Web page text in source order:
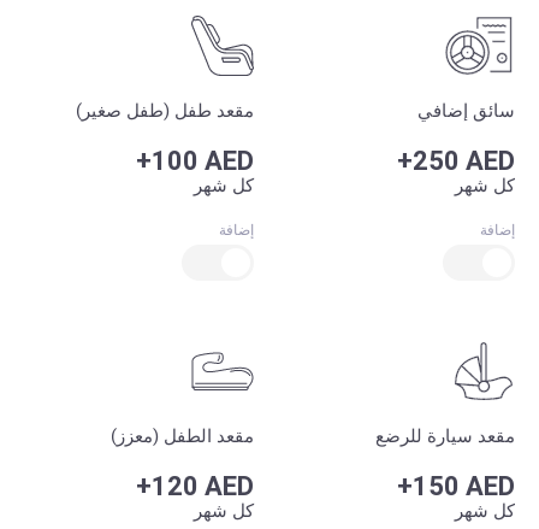
سائق إضافي
+250 AED
كل شهر
إضافة
مقعد طفل (طفل صغير)
+100 AED
كل شهر
إضافة
مقعد سيارة للرضع
+150 AED
كل شهر
مقعد الطفل (معزز)
+120 AED
كل شهر